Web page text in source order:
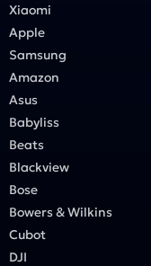
Xiaomi
Apple
Samsung
Amazon
Asus
Babyliss
Beats
Blackview
Bose
Bowers & Wilkins
Cubot
DJI